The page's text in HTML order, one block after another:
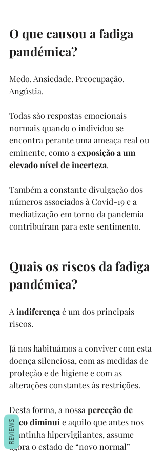
O que causou a fadiga
pandémica?
Medo. Ansiedade. Preocupação.
Angústia.
Todas são respostas emocionais
normais quando o indivíduo se
encontra perante uma ameaça real ou
eminente, como a exposição a um
elevado nível de incerteza.
Também a constante divulgação dos
números associados à Covid-19 e a
mediatização em torno da pandemia
contribuíram para este sentimento.
Quais os riscos da fadiga
pandémica?
A indiferença é um dos principais
riscos.
Já nos habituámos a conviver com esta
doença silenciosa, com as medidas de
proteção e de higiene e com as
alterações constantes às restrições.
Desta forma, a nossa perceção de
risco diminui e aquilo que antes nos
mantinha hipervigilantes, assume
agora o estado de “novo normal”
REVIEWS